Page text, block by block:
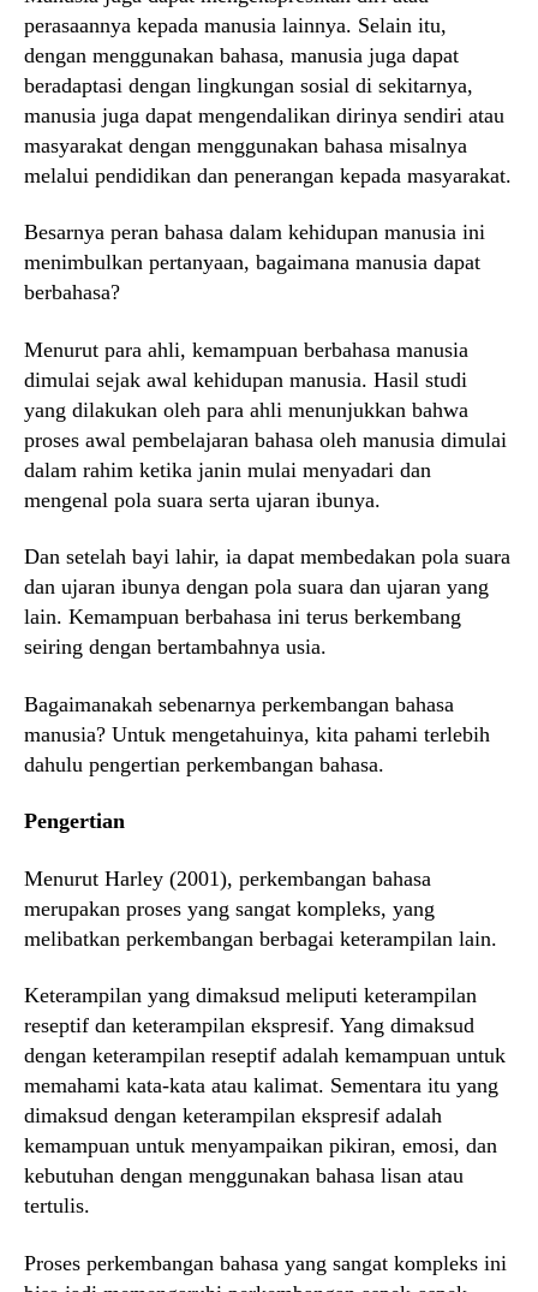
perasaannya kepada manusia lainnya. Selain itu,
dengan menggunakan bahasa, manusia juga dapat
beradaptasi dengan lingkungan sosial di sekitarnya,
manusia juga dapat mengendalikan dirinya sendiri atau
masyarakat dengan menggunakan bahasa misalnya
melalui pendidikan dan penerangan kepada masyarakat.
Besarnya peran bahasa dalam kehidupan manusia ini
menimbulkan pertanyaan, bagaimana manusia dapat
berbahasa?
Menurut para ahli, kemampuan berbahasa manusia
dimulai sejak awal kehidupan manusia. Hasil studi
yang dilakukan oleh para ahli menunjukkan bahwa
proses awal pembelajaran bahasa oleh manusia dimulai
dalam rahim ketika janin mulai menyadari dan
mengenal pola suara serta ujaran ibunya.
Dan setelah bayi lahir, ia dapat membedakan pola suara
dan ujaran ibunya dengan pola suara dan ujaran yang
lain. Kemampuan berbahasa ini terus berkembang
seiring dengan bertambahnya usia.
Bagaimanakah sebenarnya perkembangan bahasa
manusia? Untuk mengetahuinya, kita pahami terlebih
dahulu pengertian perkembangan bahasa.
Pengertian
Menurut Harley (2001), perkembangan bahasa
merupakan proses yang sangat kompleks, yang
melibatkan perkembangan berbagai keterampilan lain.
Keterampilan yang dimaksud meliputi keterampilan
reseptif dan keterampilan ekspresif. Yang dimaksud
dengan keterampilan reseptif adalah kemampuan untuk
memahami kata-kata atau kalimat. Sementara itu yang
dimaksud dengan keterampilan ekspresif adalah
kemampuan untuk menyampaikan pikiran, emosi, dan
kebutuhan dengan menggunakan bahasa lisan atau
tertulis.
Proses perkembangan bahasa yang sangat kompleks ini